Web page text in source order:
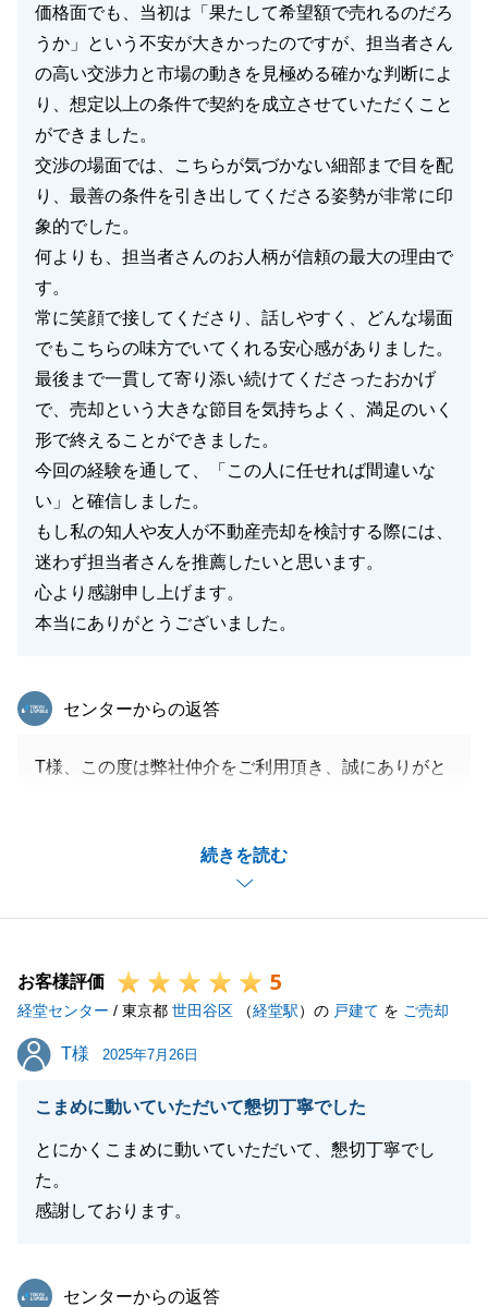
価格面でも、当初は「果たして希望額で売れるのだろ
うか」という不安が大きかったのですが、担当者さん
の高い交渉力と市場の動きを見極める確かな判断によ
り、想定以上の条件で契約を成立させていただくこと
ができました。
交渉の場面では、こちらが気づかない細部まで目を配
り、最善の条件を引き出してくださる姿勢が非常に印
象的でした。
何よりも、担当者さんのお人柄が信頼の最大の理由で
す。
常に笑顔で接してくださり、話しやすく、どんな場面
でもこちらの味方でいてくれる安心感がありました。
最後まで一貫して寄り添い続けてくださったおかげ
で、売却という大きな節目を気持ちよく、満足のいく
形で終えることができました。
今回の経験を通して、「この人に任せれば間違いな
い」と確信しました。
もし私の知人や友人が不動産売却を検討する際には、
迷わず担当者さんを推薦したいと思います。
心より感謝申し上げます。
本当にありがとうございました。
続きを読む
東急リバブル
センターからの返答
T様、この度は弊社仲介をご利用頂き、誠にありがと
応やご希望を踏まえた提案を行わせて頂き、お手続き
についてもご事情にあわせたご負担の少なくなる手法
を常に考えご提供させて頂きました。
をされることが少ないお取引を、どの様に進めること
でご満足を頂けるか、また複雑な取引の内容をいかに
簡潔にご説明できるかを意識しております。
お取引について大変ご満足を頂き、感謝の言葉を頂く
ことは営業担当者冥利に尽きます。
お客様評価 5
経堂センター / 東京都 世田谷区 （経堂駅）の 戸建て を ご売却
T様
T様 2025年7月26日
こまめに動いていただいて懇切丁寧でした
とにかくこまめに動いていただいて、懇切丁寧でし
た。
感謝しております。
東急リバブル
センターからの返答